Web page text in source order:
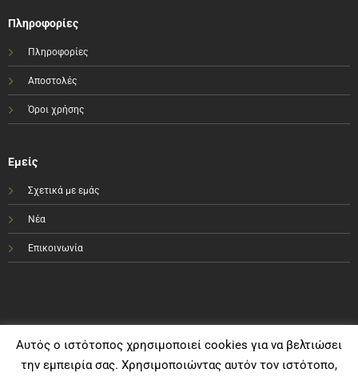
Πληροφορίες
Πληροφορίες
Αποστολές
Όροι χρήσης
Εμείς
Σχετικά με εμάς
Νέα
Επικοινωνία
Αυτός ο ιστότοπος χρησιμοποιεί cookies για να βελτιώσει
την εμπειρία σας. Χρησιμοποιώντας αυτόν τον ιστότοπο,